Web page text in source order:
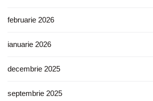
februarie 2026
ianuarie 2026
decembrie 2025
septembrie 2025